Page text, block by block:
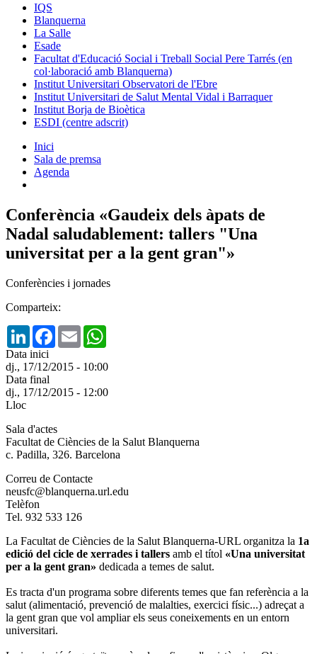
IQS
Blanquerna
La Salle
Esade
Facultat d'Educació Social i Treball Social Pere Tarrés (en
col·laboració amb Blanquerna)
Institut Universitari Observatori de l'Ebre
Institut Universitari de Salut Mental Vidal i Barraquer
Institut Borja de Bioètica
ESDI (centre adscrit)
Inici
Sala de premsa
Agenda
Conferència «Gaudeix dels àpats de
Nadal saludablement: tallers "Una
universitat per a la gent gran"»
Conferències i jornades
Comparteix:
LinkedInFacebook
Email
Data inici
dj., 17/12/2015 - 10:00
Data final
dj., 17/12/2015 - 12:00
Lloc
Sala d'actes
Facultat de Ciències de la Salut Blanquerna
c. Padilla, 326. Barcelona
Correu de Contacte
neusfc@blanquerna.url.edu
Telèfon
Tel. 932 533 126
La Facultat de Ciències de la Salut Blanquerna-URL organitza la 1a
edició del cicle de xerrades i tallers amb el títol «Una universitat
per a la gent gran» dedicada a temes de salut.
Es tracta d'un programa sobre diferents temes que fan referència a la
salut (alimentació, prevenció de malalties, exercici físic...) adreçat a
la gent gran que vol ampliar els seus coneixements en un entorn
universitari.